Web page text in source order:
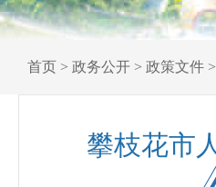
首页 > 政务公开 > 政策文件 >
攀枝花市